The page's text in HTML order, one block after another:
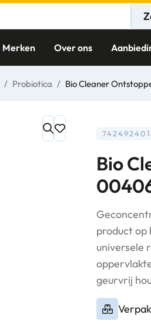
Merken Over ons
/ Probiotica / Bio Cleaner
Bio
product op
universele
geurvrij